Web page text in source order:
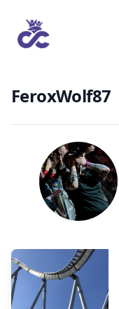
FeroxWolf87